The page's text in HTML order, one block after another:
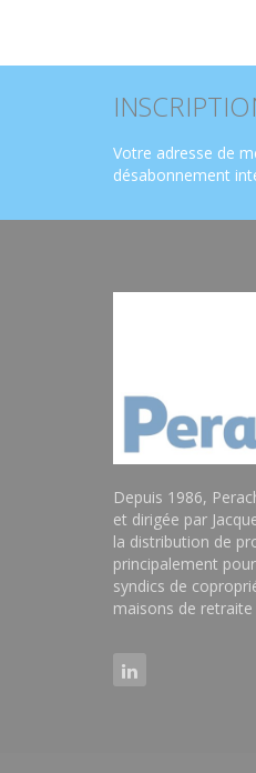
Votre adresse de
désabonnement
Depuis 1986,
et dirigée par
la distribution de
principalement
syndics de
maisons de